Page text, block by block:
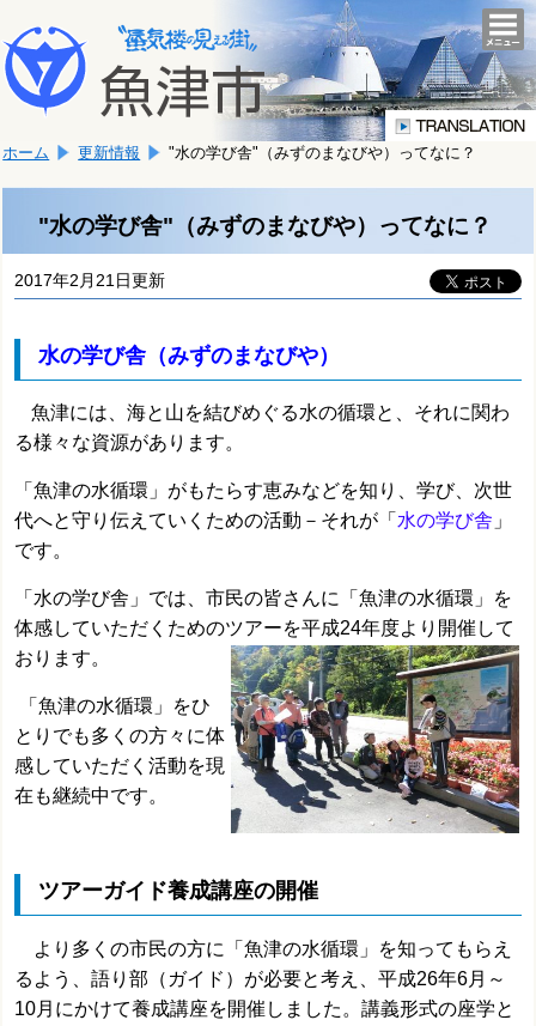
文
へ
移
ま
す。
こ
か
文
ホーム 更新情報 "水の学び舎"（みずのまなびや）ってなに？
"水の学び舎"（みずのまなびや）ってなに？
2017年2月21日更新
水の学び舎（みずのまなびや）
魚津には、海と山を結びめぐる水の循環と、それに関わ
る様々な資源があります。
「魚津の水循環」がもたらす恵みなどを知り、学び、次世
代へと守り伝えていくための活動－それが「 水の学び舎 」
です。
「水の学び舎」では、市民の皆さんに「魚津の水循環」を
体感していただくためのツアーを平成24年度より開催して
おります。
「魚津の水循環」をひ
とりでも多くの方々に体
感していただく活動を現
在も継続中です。
ツアーガイド養成講座の開催
より多くの市民の方に「魚津の水循環」を知ってもらえ
るよう、語り部（ガイド）が必要と考え、平成26年6月～
10月にかけて養成講座を開催しました。講義形式の座学と